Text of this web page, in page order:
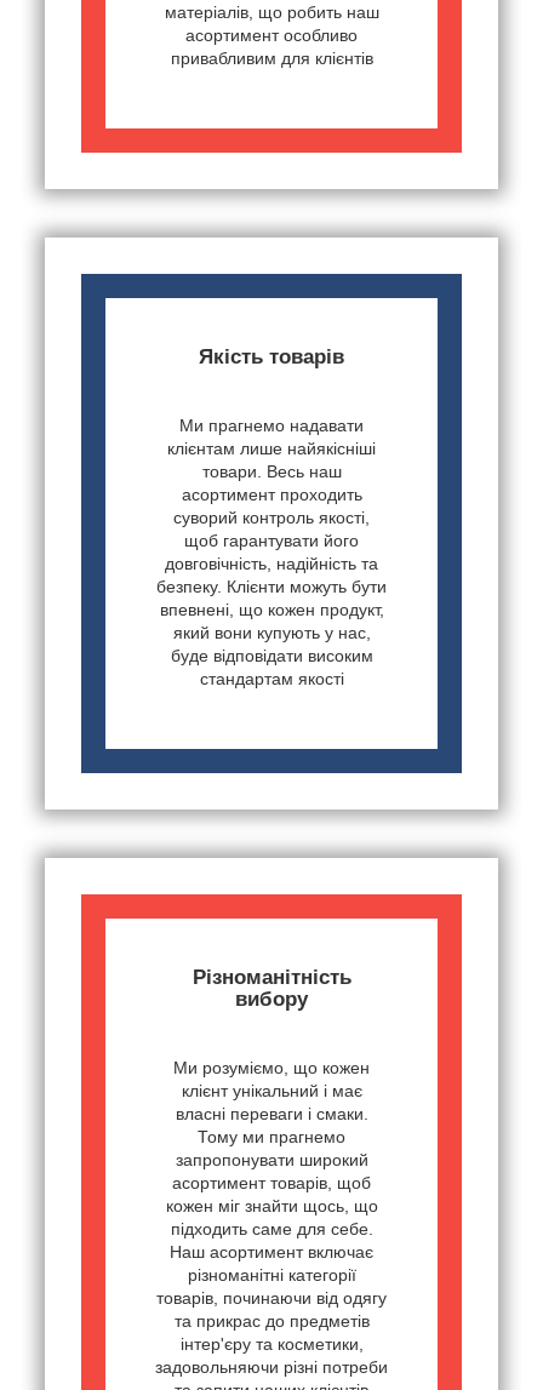
матеріалів, що робить наш
асортимент особливо
привабливим для клієнтів
Якість товарів
Ми прагнемо надавати
клієнтам лише найякісніші
товари. Весь наш
асортимент проходить
суворий контроль якості,
щоб гарантувати його
довговічність, надійність та
безпеку. Клієнти можуть бути
впевнені, що кожен продукт,
який вони купують у нас,
буде відповідати високим
стандартам якості
Різноманітність
вибору
Ми розуміємо, що кожен
клієнт унікальний і має
власні переваги і смаки.
Тому ми прагнемо
запропонувати широкий
асортимент товарів, щоб
кожен міг знайти щось, що
підходить саме для себе.
Наш асортимент включає
різноманітні категорії
товарів, починаючи від одягу
та прикрас до предметів
інтер'єру та косметики,
задовольняючи різні потреби